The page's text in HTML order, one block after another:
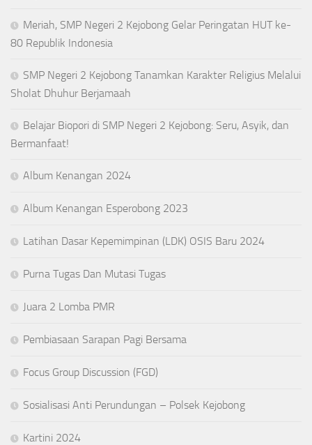
Meriah, SMP Negeri 2 Kejobong Gelar Peringatan HUT ke-
80 Republik Indonesia
SMP Negeri 2 Kejobong Tanamkan Karakter Religius Melalui
Sholat Dhuhur Berjamaah
Belajar Biopori di SMP Negeri 2 Kejobong: Seru, Asyik, dan
Bermanfaat!
Album Kenangan 2024
Album Kenangan Esperobong 2023
Latihan Dasar Kepemimpinan (LDK) OSIS Baru 2024
Purna Tugas Dan Mutasi Tugas
Juara 2 Lomba PMR
Pembiasaan Sarapan Pagi Bersama
Focus Group Discussion (FGD)
Sosialisasi Anti Perundungan – Polsek Kejobong
Kartini 2024